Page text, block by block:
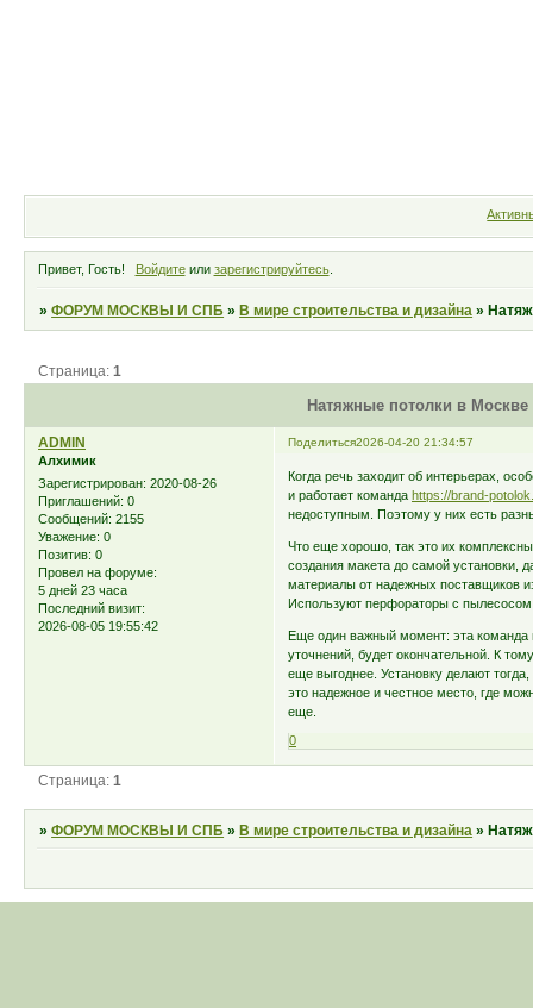
Привет, Гость! Войдитеили зарегистрируйтесь.
»ФОРУМ МОСКВЫ И СПБ »В мире строительства и дизайна »
Натяжные потолки в
Страница:1
Поделиться2026-04-20 21:34:57
ADMIN
Алхимик
Зарегистрирован: 2020-08-26
Приглашений: 0
Сообщений: 2155
Уважение: 0
Позитив: 0
Провел на форуме:
5 дней 23 часа
Последний визит:
2026-08-05 19:55:42
Когда речь заходит об интерьерах,
и работает команда https://brand-
недоступным. Поэтому у них есть
Что еще хорошо, так это их
создания макета до самой установки,
материалы от надежных поставщиков
Используют перфораторы с
Еще один важный момент: эта команда
уточнений, будет окончательной. К
еще выгоднее. Установку делают
это надежное и честное место, где
еще.
0
Страница:1
»ФОРУМ МОСКВЫ И СПБ »В мире строительства и дизайна »